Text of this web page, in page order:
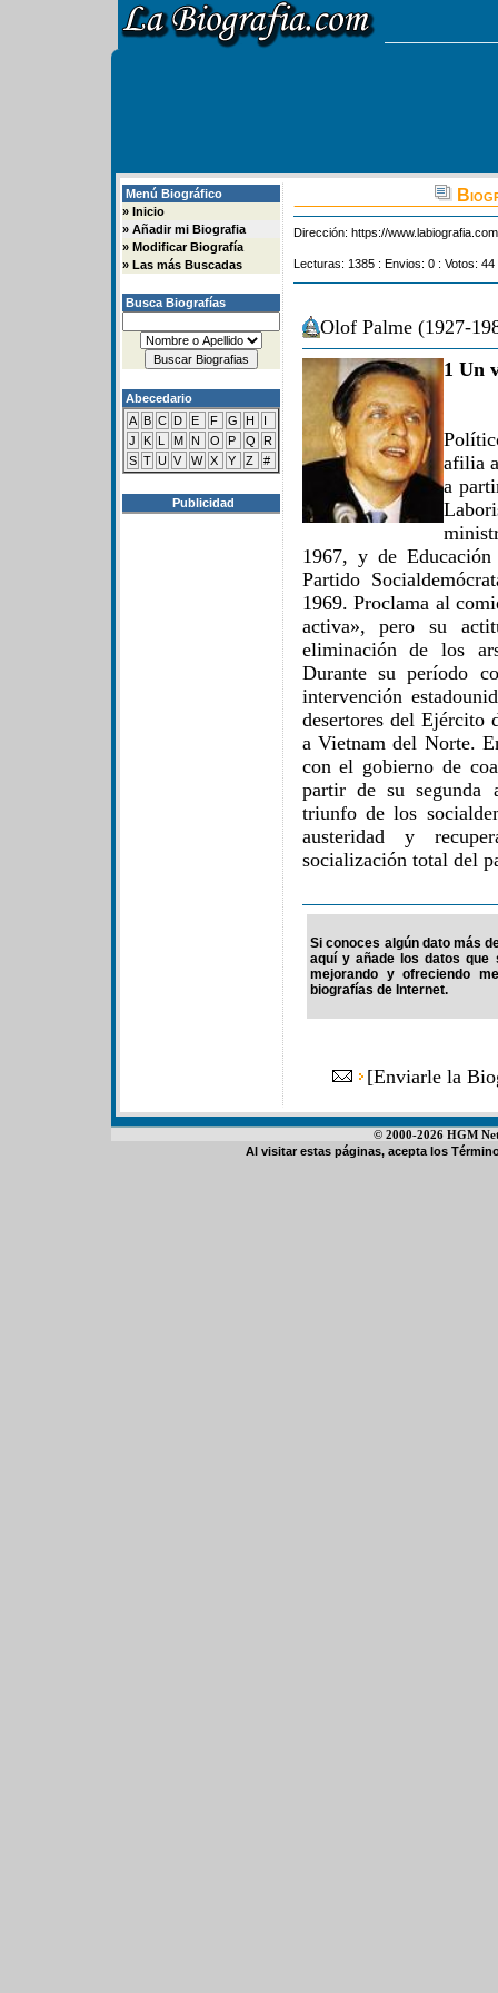
Menú Biográfico
» Inicio
» Añadir mi Biografia
» Modificar Biografía
» Las más Buscadas
Busca Biografías
Abecedario
A B C D E F G H
I
J
K L M N O P Q
R
S T U V W X Y Z #
Publicidad
Dirección: https://
Lecturas: 1385 : Envios: 0 : Votos:
Olof Palme (1927-
1 Un
afilia
a
1967, y de
Partido
1969. Proclama al
activa», pero su
eliminación de los
Durante su período
intervención
desertores del Ejército
a Vietnam del Norte.
con el gobierno de
partir de su segunda
triunfo de los
austeridad y
socialización total del
Si conoces algún dato más
aquí y añade los datos que
mejorando y ofreciendo
biografías de Internet.
[Enviarle la
© 2000-2026 HGM
Al visitar estas páginas, acepta los